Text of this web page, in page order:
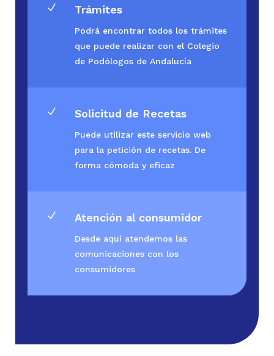
N Trámites
Podrá encontrar todos los trámites
que puede realizar con el Colegio
de Podólogos de Andalucía
N Solicitud de Recetas
Puede utilizar este servicio web
para la petición de recetas. De
forma cómoda y eficaz
N Atención al consumidor
Desde aquí atendemos las
comunicaciones con los
consumidores